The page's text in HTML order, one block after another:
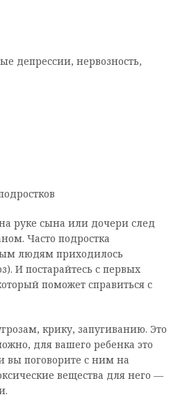
депрессии, нервозность,
руке сына или дочери след
Часто подростка
людям приходилось
И постарайтесь с первых
поможет справиться с
крику, запугиванию. Это
для вашего ребенка это
вы поговорите с ним на
вещества для него —